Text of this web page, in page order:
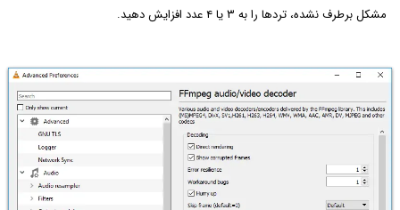
مشکل برطرف نشده، تردها را به ۳ یا ۴ عدد افزایش دهید.